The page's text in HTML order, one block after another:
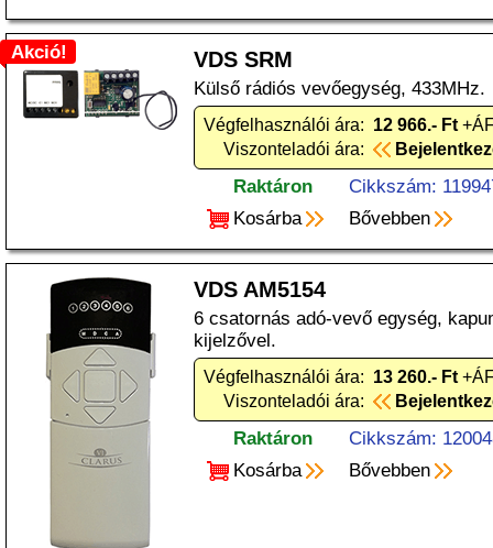
Akció! VDS SRM
Külső rádiós vevőegység, 433MHz.
Végfelhasználói ára: 12 966.- Ft
Viszonteladói ára:
Raktáron
Cikkszám:
Kosárba
Bővebben
VDS AM5154
6 csatornás adó-vevő egység,
kijelzővel.
Végfelhasználói ára: 13 260.- Ft
Viszonteladói ára:
Raktáron
Cikkszám:
Kosárba
Bővebben